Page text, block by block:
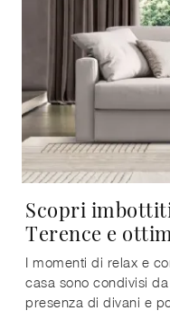
Scopri
Terence e
I momenti di relax e
casa sono condivisi
presenza di divani e